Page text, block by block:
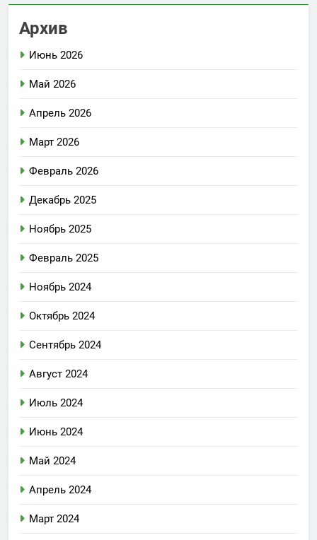
Архив
Июнь 2026
Май 2026
Апрель 2026
Март 2026
Февраль 2026
Декабрь 2025
Ноябрь 2025
Февраль 2025
Ноябрь 2024
Октябрь 2024
Сентябрь 2024
Август 2024
Июль 2024
Июнь 2024
Май 2024
Апрель 2024
Март 2024